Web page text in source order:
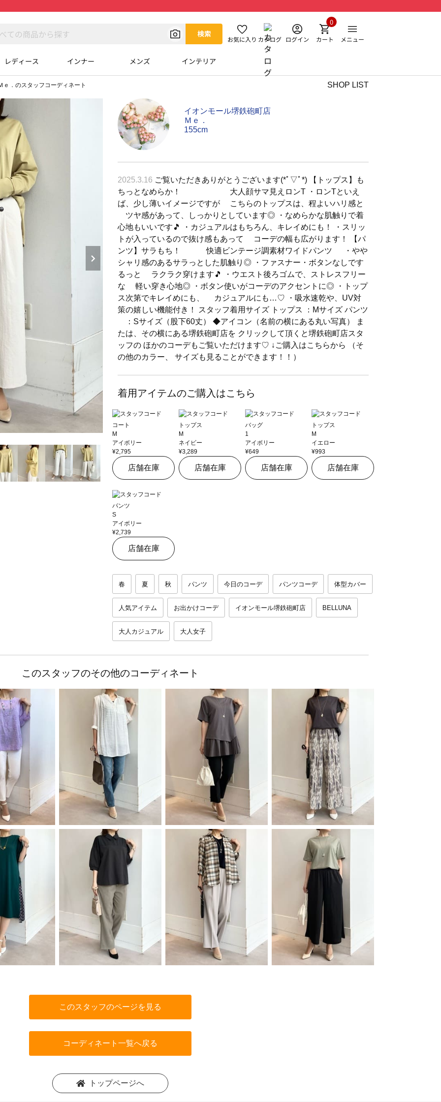
検索
お気に入り カタログ ログイン カート
0
メニュー
レディース インナー メンズ インテリア
ｅ．のスタッフコーディネート SHOP LIST
イオンモール堺鉄砲町店
Ｍｅ．
155cm
2025.3.16 ご覧いただきありがとうございます(*ﾟ▽ﾟ*) 【トップス】も
ちっとなめらか！ 大人顔サマ見えロンT ・ロンTといえ
ば、少し薄いイメージですが こちらのトップスは、程よいハリ感と
ツヤ感があって、しっかりとしています◎ ・なめらかな肌触りで着
心地もいいです🎵 ・カジュアルはもちろん、キレイめにも！ ・スリッ
トが入っているので抜け感もあって コーデの幅も広がります！ 【パ
ンツ】サラもち！ 快適ビンテージ調素材ワイドパンツ ・やや
シャリ感のあるサラっとした肌触り◎ ・ファスナー・ボタンなしです
るっと ラクラク穿けます🎵 ・ウエスト後ろゴムで、ストレスフリー
な 軽い穿き心地◎ ・ボタン使いがコーデのアクセントに◎ ・トップ
ス次第でキレイめにも、 カジュアルにも…♡ ・吸水速乾や、UV対
策の嬉しい機能付き！ スタッフ着用サイズ トップス ：Mサイズ パンツ
：Sサイズ（股下60丈） ◆アイコン（名前の横にある丸い写真） ま
たは、その横にある堺鉄砲町店を クリックして頂くと堺鉄砲町店スタ
ッフの ほかのコーデもご覧いただけます♡ ↓ご購入はこちらから （そ
の他のカラー、 サイズも見ることができます！！）
着用アイテムのご購入はこちら
コート
M
アイボリー
¥2,795
店舗在庫
トップス
M
ネイビー
¥3,289
店舗在庫
バッグ
1
アイボリー
¥649
店舗在庫
トップス
M
イエロー
¥993
店舗在庫
パンツ
S
アイボリー
¥2,739
店舗在庫
春 夏 秋 パンツ 今日のコーデ パンツコーデ 体型カバー
人気アイテム お出かけコーデ イオンモール堺鉄砲町店 BELLUNA
大人カジュアル 大人女子
このスタッフのその他のコーディネート
このスタッフのページを見る
コーディネート一覧へ戻る
トップページへ